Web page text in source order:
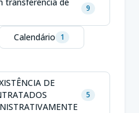
9
Calendário 1
DE
5